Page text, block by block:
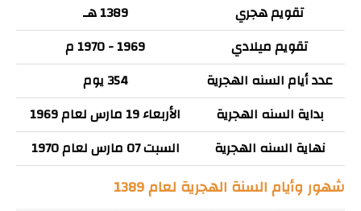
تقويم هجري
1389 هـ
تقويم ميلادي
1969 - 1970 م
عدد أيام السنه الهجرية
354 يوم
بداية السنه الهجرية
الأربعاء 19 مارس لعام 1969
نهاية السنه الهجرية
السبت 07 مارس لعام 1970
شهور وأيام السنة الهجرية لعام 1389